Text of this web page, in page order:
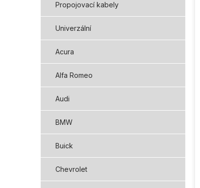
Propojovací kabely
Univerzální
Acura
Alfa Romeo
Audi
BMW
Buick
Chevrolet